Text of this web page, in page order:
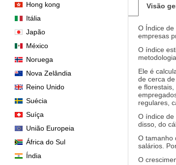
Hong kong
Itália
Japão
México
Noruega
Nova Zelândia
Reino Unido
Suécia
Suíça
União Europeia
África do Sul
Índia
Visão
O Índice de
empresas
O índice
Ele é
de cerca
e
regulares,
O índice de
disso, do
O tamanho
salários.
O